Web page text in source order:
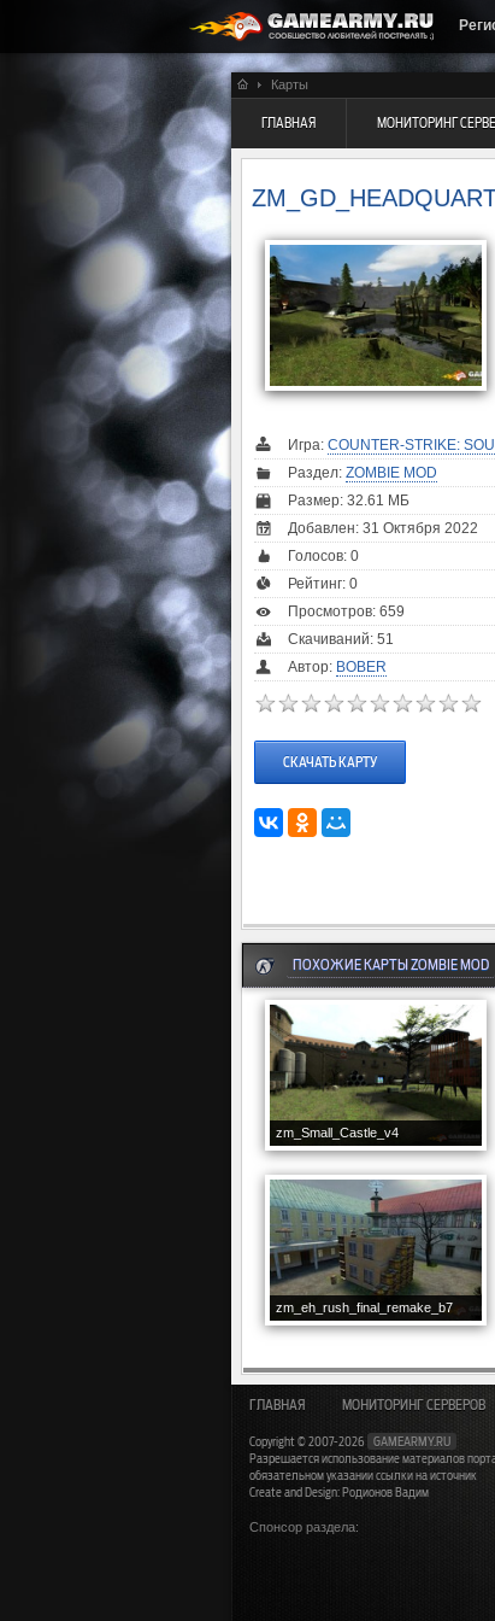
Карты
ГЛАВНАЯ МОНИТОРИНГ
Игра: COUNTER-STRIKE:
Раздел: ZOMBIE MOD
Размер: 32.61 МБ
Добавлен: 31 Октября 2022
Голосов: 0
Рейтинг: 0
Просмотров: 659
Скачиваний: 51
Автор: BOBER
СКАЧАТЬ КАРТУ
ПОХОЖИЕ КАРТЫ ZOMBIE MOD
zm_Small_Castle_v4
zm_eh_rush_final_remake_b7
ГЛАВНАЯ МОНИТОРИНГ СЕРВЕРОВ
Copyright © 2007-2026
GAMEARMY.RU
Разрешается использование материалов
обязательном указании ссылки на источник
Create and Design: Родионов Вадим
Спонсор раздела: